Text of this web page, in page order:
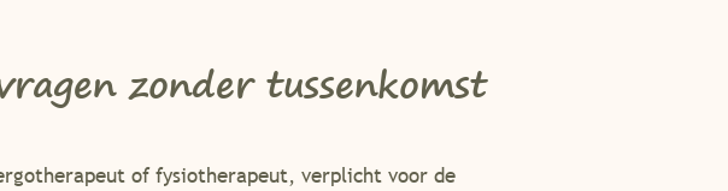
zonder tussenkomst
of fysiotherapeut, verplicht voor de